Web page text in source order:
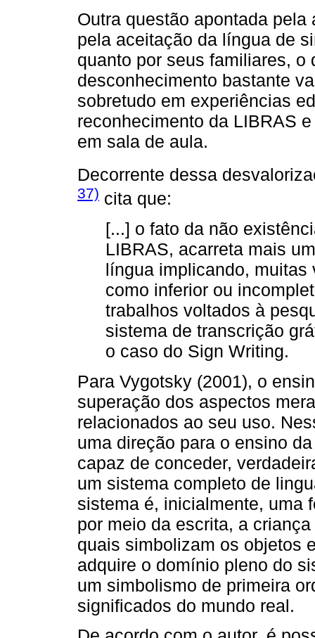
Outra questão apontada
pela aceitação da língua de
quanto por seus familiares, o
desconhecimento bastante
sobretudo em experiências
reconhecimento da LIBRAS
em sala de aula.
Decorrente dessa
37) cita que:
[...] o fato da não
LIBRAS, acarreta mais
língua implicando,
como inferior ou
trabalhos voltados à
sistema de transcrição
o caso do Sign Writing.
Para Vygotsky (2001), o
superação dos aspectos
relacionados ao seu uso.
uma direção para o ensino
capaz de conceder,
um sistema completo de
sistema é, inicialmente, uma
por meio da escrita, a
quais simbolizam os objetos
adquire o domínio pleno do
um simbolismo de primeira
significados do mundo real.